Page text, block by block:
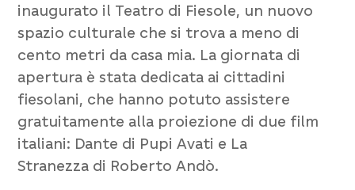
inaugurato il Teatro di Fiesole, un nuovo
spazio culturale che si trova a meno di
cento metri da casa mia. La giornata di
apertura è stata dedicata ai cittadini
fiesolani, che hanno potuto assistere
gratuitamente alla proiezione di due film
italiani: Dante di Pupi Avati e La
Stranezza di Roberto Andò.